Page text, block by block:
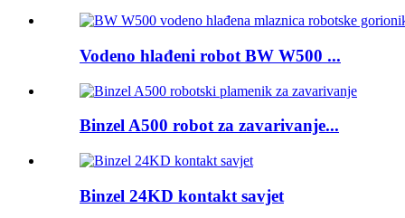
Vodeno hlađeni robot BW W500 ...
Binzel A500 robot za zavarivanje...
Binzel 24KD kontakt savjet